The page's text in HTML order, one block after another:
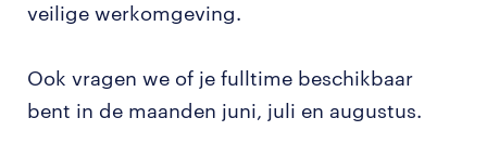
veilige werkomgeving.
Ook vragen we of je fulltime beschikbaar
bent in de maanden juni, juli en augustus.